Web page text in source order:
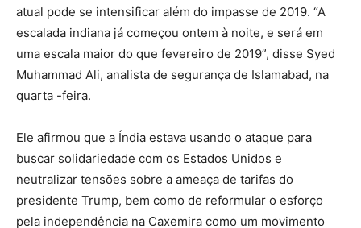
atual pode se intensificar além do impasse de 2019. “A
escalada indiana já começou ontem à noite, e será em
uma escala maior do que fevereiro de 2019”, disse Syed
Muhammad Ali, analista de segurança de Islamabad, na
quarta -feira.
Ele afirmou que a Índia estava usando o ataque para
buscar solidariedade com os Estados Unidos e
neutralizar tensões sobre a ameaça de tarifas do
presidente Trump, bem como de reformular o esforço
pela independência na Caxemira como um movimento